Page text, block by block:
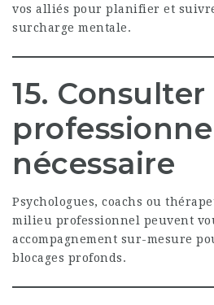
vos alliés pour planifier et
surcharge mentale.
15.
nécessaire
Psychologues, coachs ou
milieu professionnel peuvent
accompagnement sur-mesure
blocages profonds.